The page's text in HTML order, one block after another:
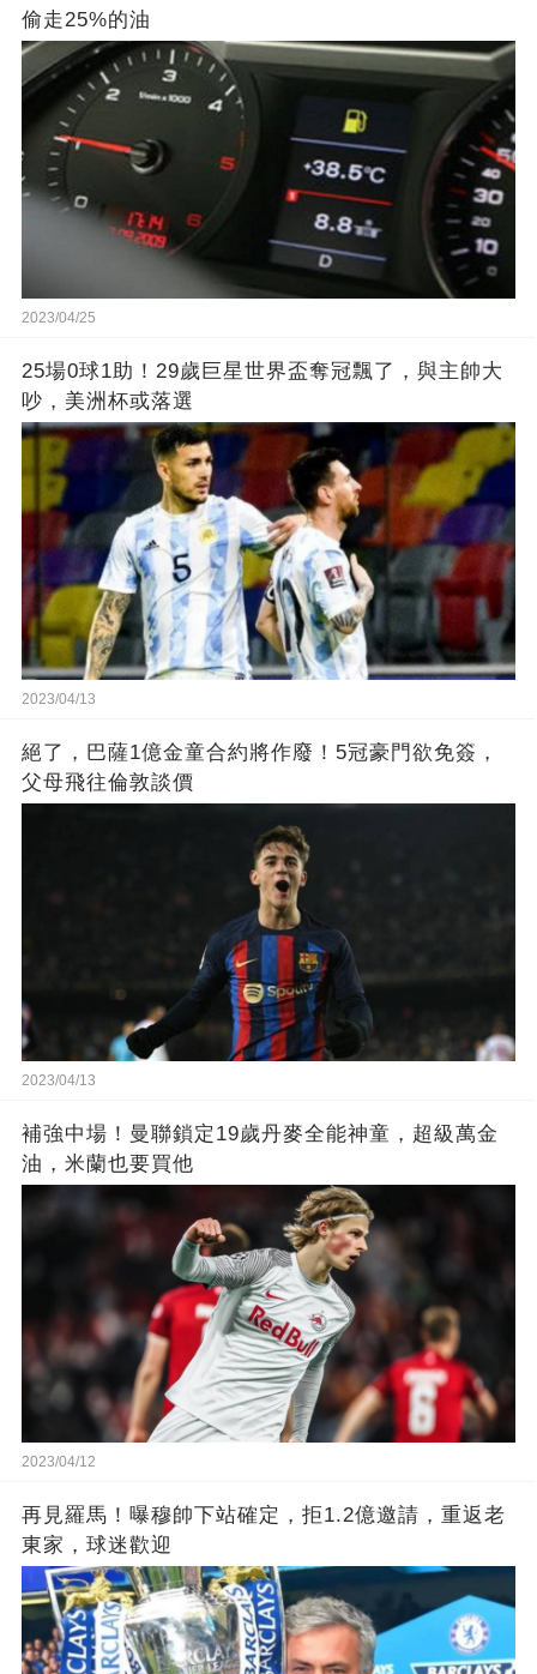
偷走25%的油
2023/04/25
25場0球1助！29歲巨星世界盃奪冠飄了，與主帥大
吵，美洲杯或落選
2023/04/13
絕了，巴薩1億金童合約將作廢！5冠豪門欲免簽，
父母飛往倫敦談價
2023/04/13
補強中場！曼聯鎖定19歲丹麥全能神童，超級萬金
油，米蘭也要買他
2023/04/12
再見羅馬！曝穆帥下站確定，拒1.2億邀請，重返老
東家，球迷歡迎